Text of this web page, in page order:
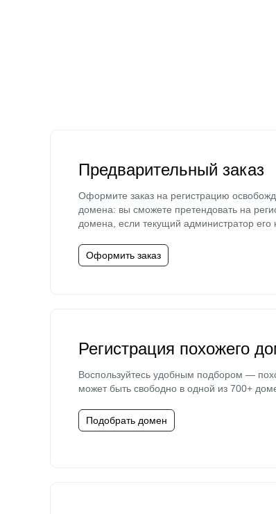
Предварительный заказ
Оформите заказ на регистрацию
домена: вы сможете претендовать на
домена, если текущий администратор его
Оформить заказ
Регистрация похожего
Воспользуйтесь удобным подбором —
может быть свободно в одной из 700+
Подобрать домен